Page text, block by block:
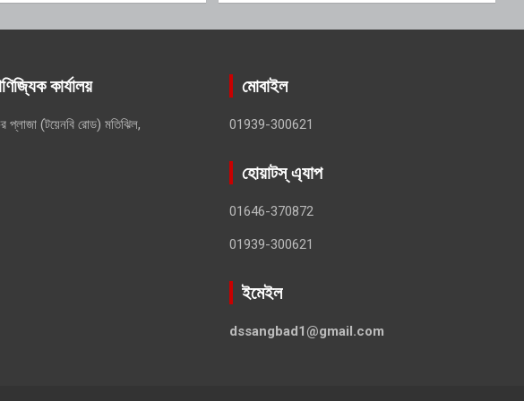
কার্যালয়
প্লাজা (টয়েনবি রোড) মতিঝিল,
মোবাইল
01939-300621
হোয়াটস্ এ্যাপ
01646-370872
01939-300621
ইমেইল
dssangbad1@gmail.com